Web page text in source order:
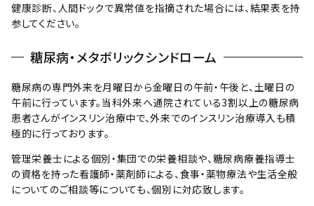
健康診断、人間ドックで異常値を指摘された場合には、結果表を持
参してください。
糖尿病・メタボリックシンドローム
糖尿病の専門外来を月曜日から金曜日の午前・午後と、土曜日の
午前に行っています。当科外来へ通院されている3割以上の糖尿病
患者さんがインスリン治療中で、外来でのインスリン治療導入も積
極的に行っております。
管理栄養士による個別・集団での栄養相談や、糖尿病療養指導士
の資格を持った看護師・薬剤師による、食事・薬物療法や生活全般
についてのご相談等についても、個別に対応致します。